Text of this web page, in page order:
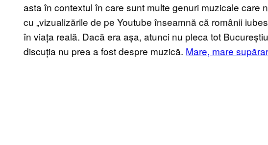
asta în contextul în care sunt multe genuri muzicale care
cu „vizualizările de pe Youtube înseamnă că românii
în viața reală. Dacă era așa, atunci nu pleca tot
discuția nu prea a fost despre muzică. Mare, mare